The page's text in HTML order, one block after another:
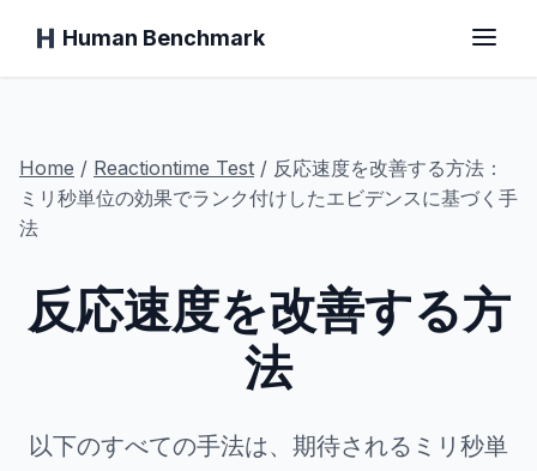
Human Benchmark
チンパンジーテスト
Home / Reactiontime Test / 反応速度を改善する方法：
ミリ秒単位の効果でランク付けしたエビデンスに基づく手
法
反応速度を改善する方
法
以下のすべての手法は、期待されるミリ秒単